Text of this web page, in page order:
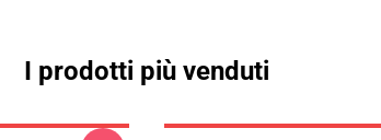
I prodotti più venduti